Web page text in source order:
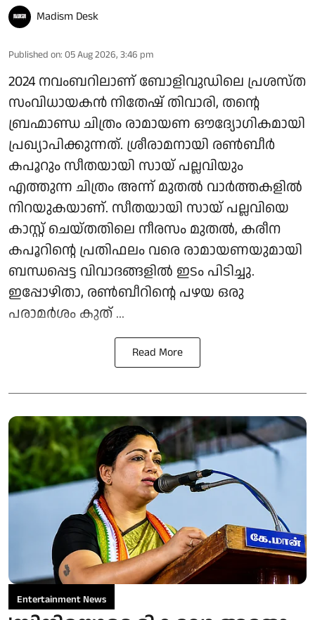
Madism Desk
Published on: 05 Aug 2026, 3:46 pm
2024 നവംബറിലാണ് ബോളിവുഡിലെ പ്രശസ്ത
സംവിധായകൻ നിതേഷ് തിവാരി, തന്റെ
ബ്രഹ്മാണ്ഡ ചിത്രം രാമായണ ഔദ്യോഗികമായി
പ്രഖ്യാപിക്കുന്നത്. ശ്രീരാമനായി രൺബീർ
കപൂറും സീതയായി സായ് പല്ലവിയും
എത്തുന്ന ചിത്രം അന്ന് മുതൽ വാർത്തകളിൽ
നിറയുകയാണ്. സീതയായി സായ് പല്ലവിയെ
കാസ്റ്റ് ചെയ്തതിലെ നീരസം മുതൽ, കരീന
കപൂറിന്റെ പ്രതിഫലം വരെ രാമായണയുമായി
ബന്ധപ്പെട്ട വിവാദങ്ങളിൽ ഇടം പിടിച്ചു.
ഇപ്പോഴിതാ, രൺബീറിന്റെ പഴയ ഒരു
പരാമർശം കുത് ...
Read More
Entertainment News